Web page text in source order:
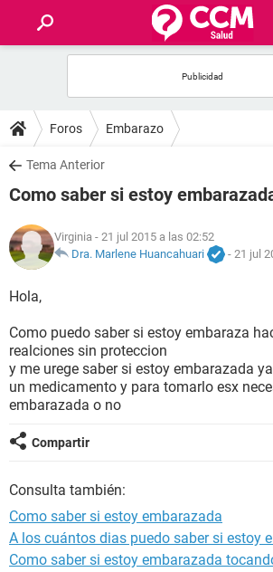
FOROS
SALUD
NUTRICIÓN
BIENESTAR
SEXUALIDAD
GLOSARIO
Foros Embarazo
Tema Anterior
Como saber si estoy
Virginia - 21 jul 2015 a las 02:52
Dra. Marlene Huancahuari
- 21 jul
Hola,
Como puedo saber si estoy embaraza
realciones sin proteccion
y me urege saber si estoy embarazada
un medicamento y para tomarlo esx
embarazada o no
Compartir
Consulta también:
Como saber si estoy embarazada
A los cuántos dias puedo saber si estoy
Como saber si estoy embarazada